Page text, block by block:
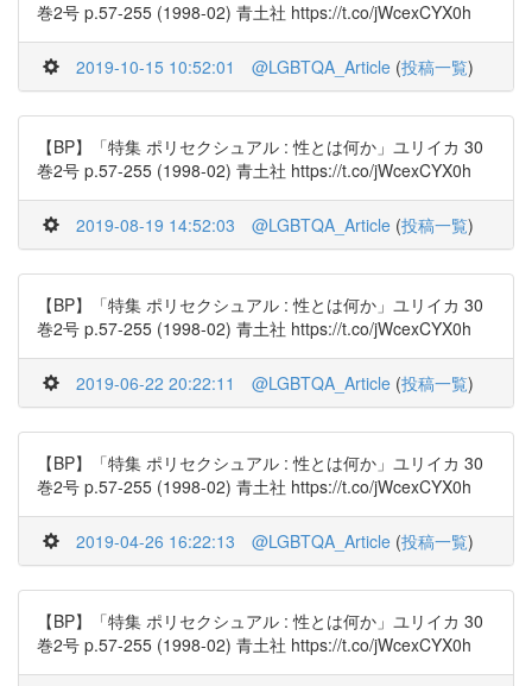
巻2号 p.57-255 (1998-02) 青土社 https://t.co/jWcexCYX0h
2019-10-15 10:52:01 @LGBTQA_Article (投稿一覧)
【BP】「特集 ポリセクシュアル : 性とは何か」ユリイカ 30
巻2号 p.57-255 (1998-02) 青土社 https://t.co/jWcexCYX0h
2019-08-19 14:52:03 @LGBTQA_Article (投稿一覧)
【BP】「特集 ポリセクシュアル : 性とは何か」ユリイカ 30
巻2号 p.57-255 (1998-02) 青土社 https://t.co/jWcexCYX0h
2019-06-22 20:22:11 @LGBTQA_Article (投稿一覧)
【BP】「特集 ポリセクシュアル : 性とは何か」ユリイカ 30
巻2号 p.57-255 (1998-02) 青土社 https://t.co/jWcexCYX0h
2019-04-26 16:22:13 @LGBTQA_Article (投稿一覧)
【BP】「特集 ポリセクシュアル : 性とは何か」ユリイカ 30
巻2号 p.57-255 (1998-02) 青土社 https://t.co/jWcexCYX0h